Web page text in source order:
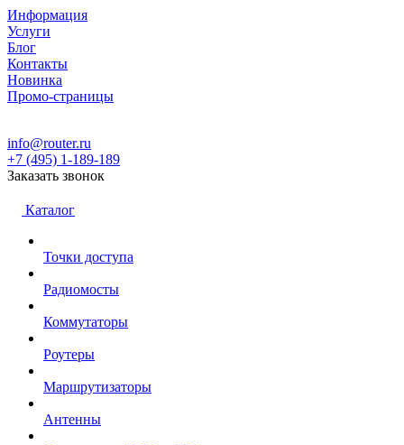
Информация
Услуги
Блог
Контакты
Новинка
Промо-страницы
info@router.ru
+7 (495) 1-189-189
Заказать звонок
Каталог
Точки доступа
Радиомосты
Коммутаторы
Роутеры
Маршрутизаторы
Антенны